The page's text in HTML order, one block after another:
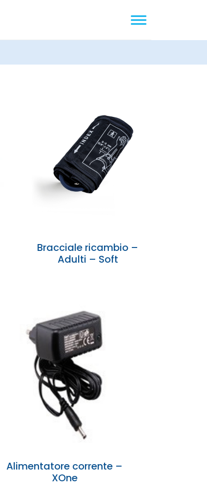
Bracciale ricambio –
Adulti – Soft
Alimentatore corrente –
XOne